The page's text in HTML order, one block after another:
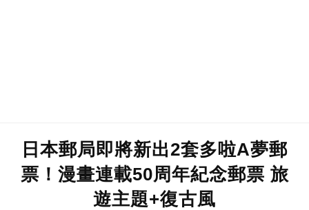
日本郵局即將新出2套多啦A夢郵
票！漫畫連載50周年紀念郵票 旅
遊主題+復古風